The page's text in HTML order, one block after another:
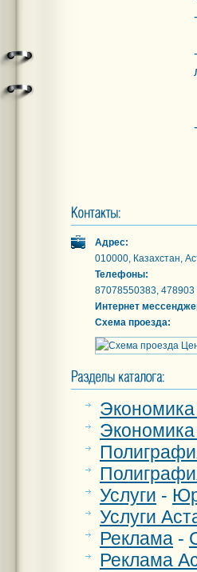
Адрес:
010000, Казахстан,
Телефоны:
87078550383, 478903
Интернет
Схема проезда:
Услуги -
Услуги
Реклама -
Реклама